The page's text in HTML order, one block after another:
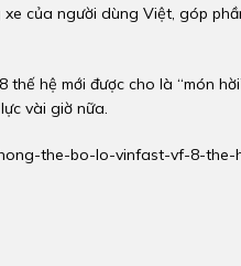
của người dùng Việt, góp
thế hệ mới được cho là “món
vài giờ nữa.
the-bo-lo-vinfast-vf-8-